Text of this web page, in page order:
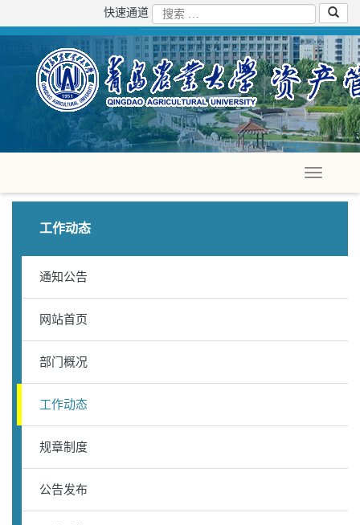
快速通道
工作动态
通知公告
网站首页
部门概况
工作动态
规章制度
公告发布